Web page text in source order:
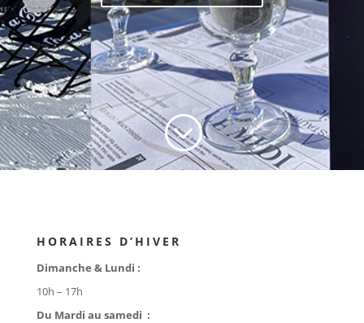
;
HORAIRES D’HIVER
Dimanche & Lundi :
10h – 17h
Du Mardi au samedi :